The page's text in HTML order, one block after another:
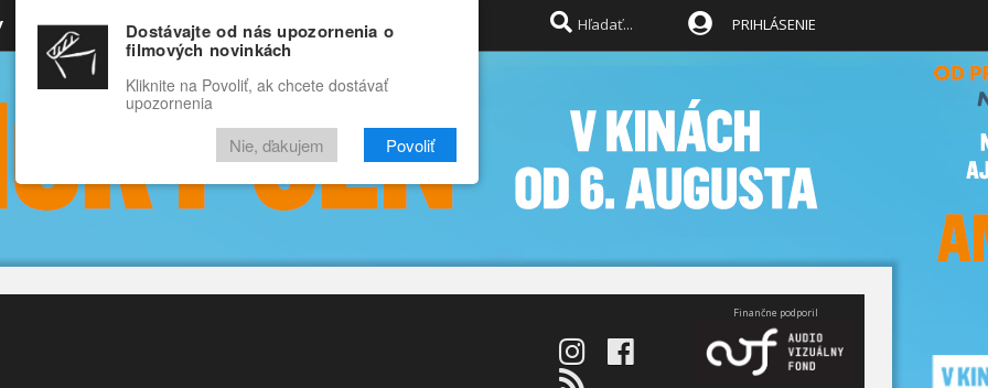
Rozprávky Funny Docu
RECENZIE VIDEÁ FILMY
PRIHLÁSENIE
Finančne podporil
Dostávajte od nás upozornenia o
filmových novinkách
Kliknite na Povoliť, ak chcete dostávať
upozornenia
Nie, ďakujem Povoliť